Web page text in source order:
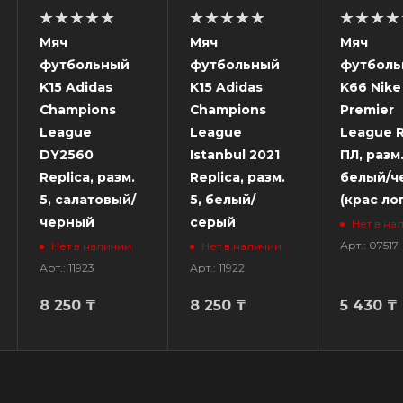
Мяч
футбольный
K15 Adidas
Champions
League
DY2560
Replica, разм.
5, салатовый/
черный
Нет в наличии
Арт.: 11923
8 250 ₸
Мяч
футбольный
K15 Adidas
Champions
League
Istanbul 2021
Replica, разм.
5, белый/
серый
Нет в наличии
Арт.: 11922
8 250 ₸
Мяч
K66 Nike
Premier
League
ПЛ,
белый/
(крас
Нет в
Арт.: 07517
5 430 ₸